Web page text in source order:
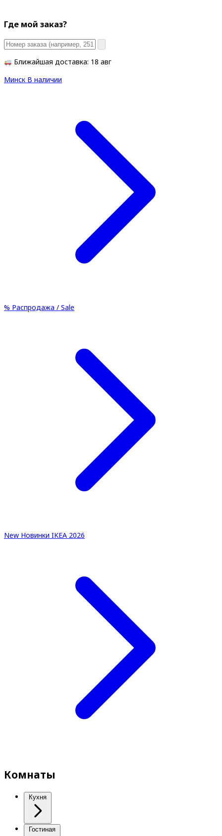
Где мой заказ?
Ближайшая доставка: 18 авг
Минск В наличии
% Распродажа / Sale
New Новинки IKEA 2026
Комнаты
Кухня
Гостиная